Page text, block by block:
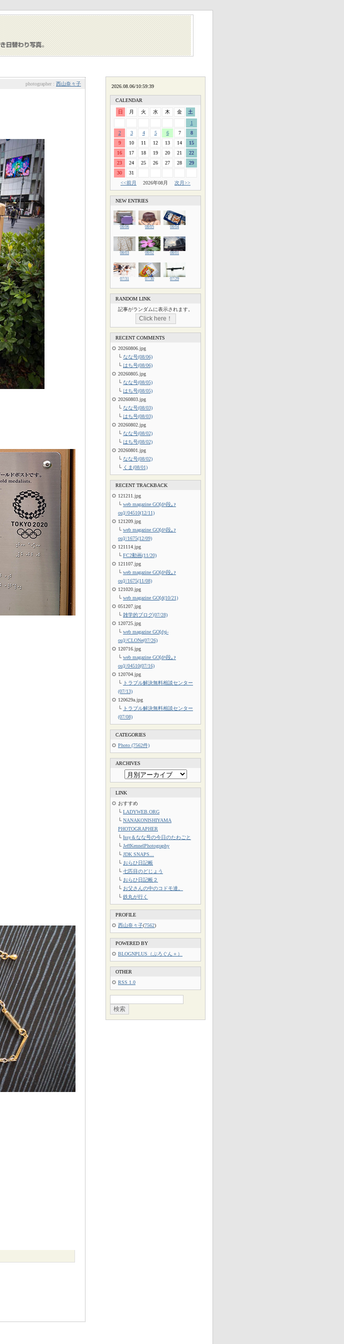
photographer : 西山奈々子
CALENDAR
日 月 火 水 木 金
土
1
2
3 4 5 6 7
8
9
10 11 12 13 14
15
16
17 18 19 20 21
22
23
24 25 26 27 28
29
30
31
<<前月
2026年08月 次月>>
NEW ENTRIES
08/06 08/05 08/04
08/03 08/02 08/01
07/31 07/30 07/29
RANDOM LINK
記事がランダムに表示されます。
RECENT COMMENTS
20260806.jpg
└ なな号(08/06)
└ はち号(08/06)
20260805.jpg
└ なな号(08/05)
└ はち号(08/05)
20260803.jpg
└ なな号(08/03)
└ はち号(08/03)
20260802.jpg
└ なな号(08/02)
└ はち号(08/02)
20260801.jpg
└ なな号(08/02)
└ くま(08/01)
RECENT TRACKBACK
121211.jpg
└ web magazine GO[dﾊ段｡ｧ
ou]//04510(12/11)
121209.jpg
└ web magazine GO[dﾊ段｡ｧ
ou]//1675(12/09)
121114.jpg
└ FC2動画(11/20)
121107.jpg
└ web magazine GO[dﾊ段｡ｧ
ou]//1675(11/08)
121020.jpg
└ web magazine GO[d(10/21)
051207.jpg
└ 雑学的ブログ(07/28)
120725.jpg
└ web magazine GO[dʒi-
ou]//CLONe(07/26)
120716.jpg
└ web magazine GO[dﾊ段｡ｧ
ou]//04510(07/16)
120704.jpg
└ トラブル解決無料相談センター
(07/13)
120629a.jpg
└ トラブル解決無料相談センター
(07/08)
CATEGORIES
Photo (7562件)
ARCHIVES
LINK
おすすめ
└ LADYWEB.ORG
└ NANAKONISHIYAMA
PHOTOGRAPHER
└ Issy＆なな号の今日のたわごと
└ JeffKennelPhotography
└ JDK SNAPS...
└ おらひ日記帳
└ 七匹目のどじょう
└ おらひ日記帳２
└ お父さんの中のコドモ達。
└ 鉄丸が行く
PROFILE
西山奈々子(7562)
POWERED BY
BLOGNPLUS（ぶろぐん＋）
OTHER
RSS 1.0